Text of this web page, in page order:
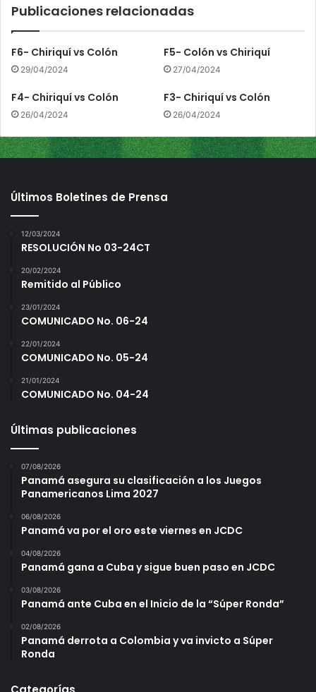
Publicaciones relacionadas
F6- Chiriquí vs Colón
29/04/2024
F5- Colón vs Chiriquí
27/04/2024
F4- Chiriquí vs Colón
26/04/2024
F3- Chiriquí vs Colón
26/04/2024
Últimos Boletines de Prensa
12/03/2024
RESOLUCIÓN No 03-24CT
20/02/2024
Remitido al Público
23/01/2024
COMUNICADO No. 06-24
22/01/2024
COMUNICADO No. 05-24
21/01/2024
COMUNICADO No. 04-24
Últimas publicaciones
07/08/2026
Panamá asegura su clasificación a los Juegos
Panamericanos Lima 2027
06/08/2026
Panamá va por el oro este viernes en JCDC
04/08/2026
Panamá gana a Cuba y sigue buen paso en JCDC
03/08/2026
Panamá ante Cuba en el Inicio de la “Súper Ronda”
02/08/2026
Panamá derrota a Colombia y va invicto a Súper
Ronda